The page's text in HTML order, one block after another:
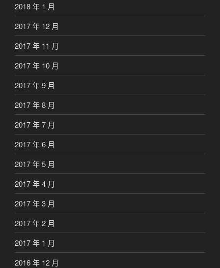
2018 年 1 月
2017 年 12 月
2017 年 11 月
2017 年 10 月
2017 年 9 月
2017 年 8 月
2017 年 7 月
2017 年 6 月
2017 年 5 月
2017 年 4 月
2017 年 3 月
2017 年 2 月
2017 年 1 月
2016 年 12 月